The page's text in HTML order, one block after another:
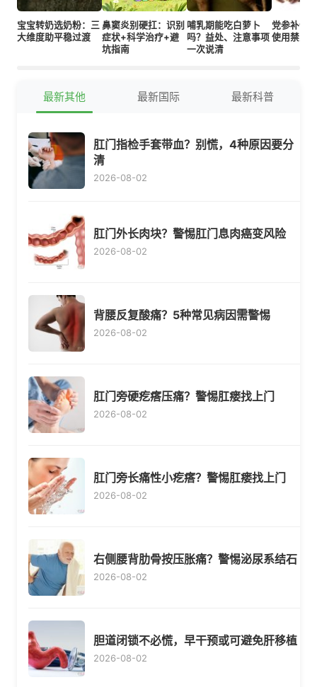
宝宝转奶选奶粉：三
大维度助平稳过渡
鼻窦炎别硬扛：识别
症状+科学治疗+避
坑指南
哺乳期能吃白萝卜
吗？益处、注意事项
一次说清
党参补气
使用禁忌
最新其他 最新国际 最新科普
肛门指检手套带血？别慌，4种原因要分
清
2026-08-02
肛门外长肉块？警惕肛门息肉癌变风险
2026-08-02
背腰反复酸痛？5种常见病因需警惕
2026-08-02
肛门旁硬疙瘩压痛？警惕肛瘘找上门
2026-08-02
肛门旁长痛性小疙瘩？警惕肛瘘找上门
2026-08-02
右侧腰背肋骨按压胀痛？警惕泌尿系结石
2026-08-02
胆道闭锁不必慌，早干预或可避免肝移植
2026-08-02